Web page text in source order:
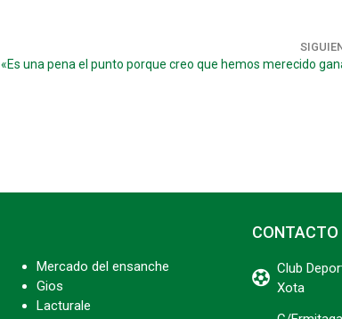
«Es una pena el punto porque creo que hemos merecido
Mercado del ensanche
Gios
Lacturale
CONTACTO
Club
Xota